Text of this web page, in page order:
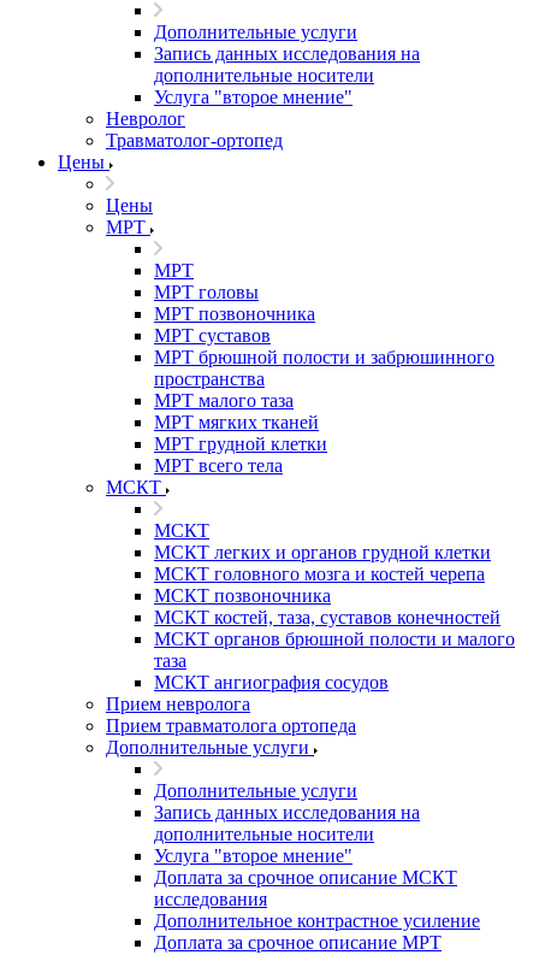
Дополнительные услуги
Запись данных исследования на
дополнительные носители
Услуга "второе мнение"
Невролог
Травматолог-ортопед
Цены
Цены
МРТ
МРТ
МРТ головы
МРТ позвоночника
МРТ суставов
МРТ брюшной полости и забрюшинного
пространства
МРТ малого таза
МРТ мягких тканей
МРТ грудной клетки
МРТ всего тела
МСКТ
МСКТ
МСКТ легких и органов грудной клетки
МСКТ головного мозга и костей черепа
МСКТ позвоночника
МСКТ костей, таза, суставов конечностей
МСКТ органов брюшной полости и малого
таза
МСКТ ангиография сосудов
Прием невролога
Прием травматолога ортопеда
Дополнительные услуги
Дополнительные услуги
Запись данных исследования на
дополнительные носители
Услуга "второе мнение"
Доплата за срочное описание МСКТ
исследования
Дополнительное контрастное усиление
Доплата за срочное описание МРТ